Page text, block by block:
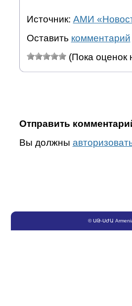
Источник: АМИ
Оставить комментарий
(Пока оценок
Отправить
Вы должны
©ՍԹ-ՍԺԱ